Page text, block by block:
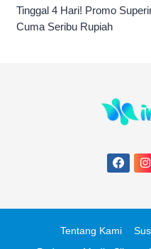
Tinggal 4 Hari! Promo
Cuma Seribu Rupiah
Tentang Kami